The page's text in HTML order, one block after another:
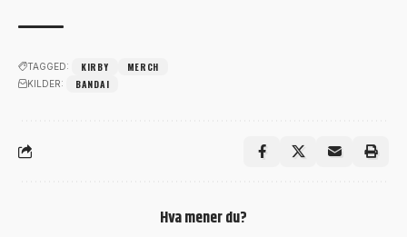
TAGGED: KIRBY MERCH
KILDER: BANDAI
Hva mener du?